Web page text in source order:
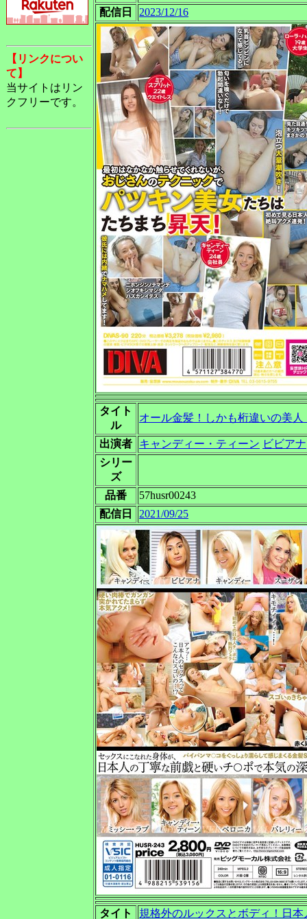
【リンクについ
て】
当サイトはリン
クフリーです。
配信日
2023/12/16
タイト
ル
オール金髪！しかも桁違いの美
出演者 キャンディー・ティーン ビビアナ
シリー
ズ
品番
57husr00243
配信日
2021/09/25
タイト 規格外のルックスとボディ！日